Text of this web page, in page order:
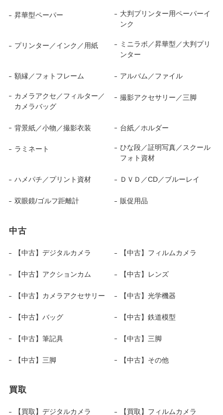
昇華型ペーパー
大判プリンター用ペーパーイ
ンク
プリンター／インク／用紙
ミニラボ／昇華型／大判プリ
ンター
額縁／フォトフレーム アルバム／ファイル
カメラアクセ／フィルター／
カメラバッグ
撮影アクセサリー／三脚
背景紙／小物／撮影衣装 台紙／ホルダー
ラミネート
ひな段／証明写真／スクール
フォト資材
ハメパチ／プリント資材 ＤＶＤ／CD／ブルーレイ
双眼鏡/ゴルフ距離計 販促用品
中古
【中古】デジタルカメラ 【中古】フィルムカメラ
【中古】アクションカム 【中古】レンズ
【中古】カメラアクセサリー 【中古】光学機器
【中古】バッグ 【中古】鉄道模型
【中古】筆記具 【中古】三脚
【中古】三脚 【中古】その他
買取
【買取】デジタルカメラ 【買取】フィルムカメラ